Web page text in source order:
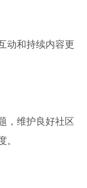
动和持续内容更
，维护良好社区
。